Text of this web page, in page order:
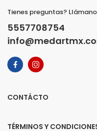
Tienes preguntas?
5557708754
CONTÁCTO
TÉRMINOS Y